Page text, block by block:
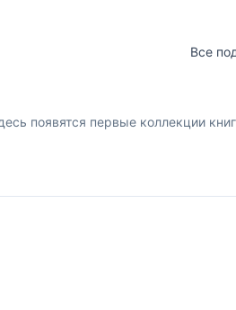
Все
появятся первые коллекции